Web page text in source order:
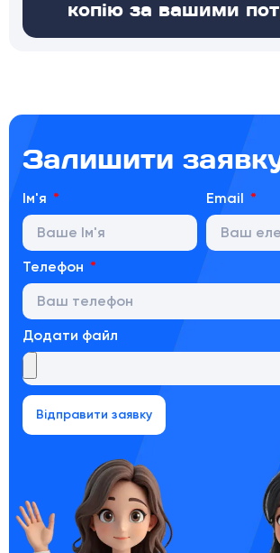
копію за вашими
Залишити
Ім'я Email
Телефон
Додати файл
Відправити заявку